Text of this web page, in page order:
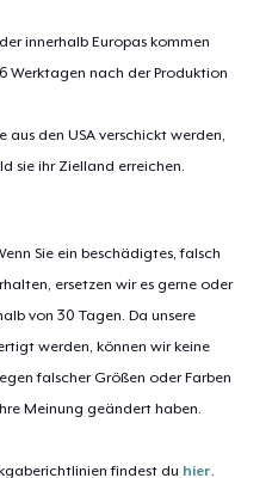
innerhalb Europas kommen
Werktagen nach der Produktion
den USA verschickt werden,
sie ihr Zielland erreichen.
Sie ein beschädigtes, falsch
ersetzen wir es gerne oder
von 30 Tagen. Da unsere
werden, können wir keine
falscher Größen oder Farben
Meinung geändert haben.
findest du hier